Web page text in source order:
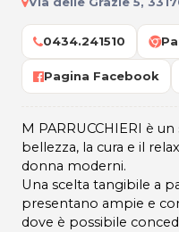
0434.241510
Pagina Facebook
M PARRUCCHIERI è
bellezza, la cura e il
donna moderni.
Una scelta tangibile a
presentano ampie e
dove è possibile